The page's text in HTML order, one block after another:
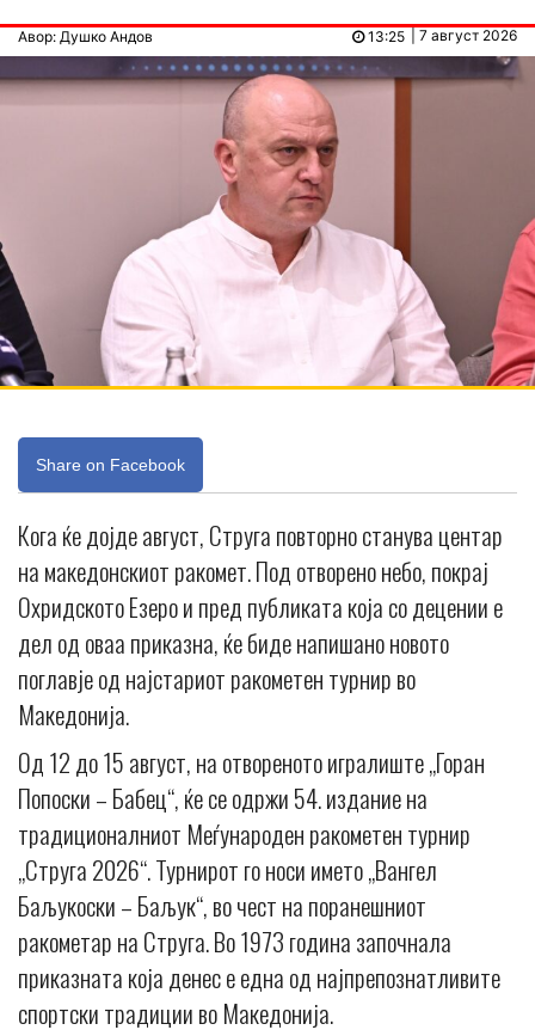
Авор: Душко Андов | 7 август 2026
13:25
Share on Facebook
Кога ќе дојде август, Струга повторно станува центар
на македонскиот ракомет. Под отворено небо, покрај
Охридското Езеро и пред публиката која со децении е
дел од оваа приказна, ќе биде напишано новото
поглавје од најстариот ракометен турнир во
Македонија.
Од 12 до 15 август, на отвореното игралиште „Горан
Попоски – Бабец“, ќе се одржи 54. издание на
традиционалниот Меѓународен ракометен турнир
„Струга 2026“. Турнирот го носи името „Вангел
Баљукоски – Баљук“, во чест на поранешниот
ракометар на Струга. Во 1973 година започнала
приказната која денес е една од најпрепознатливите
спортски традиции во Македонија.